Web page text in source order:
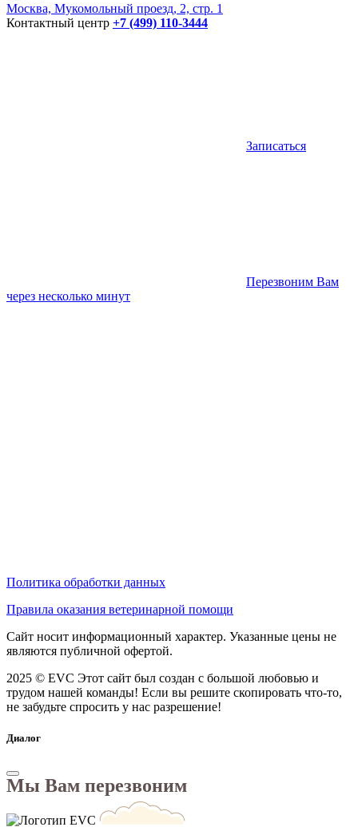
Москва, Мукомольный проезд, 2, стр. 1
Контактный центр +7 (499) 110-3444
Записаться
Перезвоним Вам
через несколько минут
Политика обработки данных
Правила оказания ветеринарной помощи
Сайт носит информационный характер. Указанные цены не
являются публичной офертой.
2025 © EVC Этот сайт был создан с большой любовью и
трудом нашей команды! Если вы решите скопировать что-то,
не забудьте спросить у нас разрешение!
Диалог
Мы Вам перезвоним